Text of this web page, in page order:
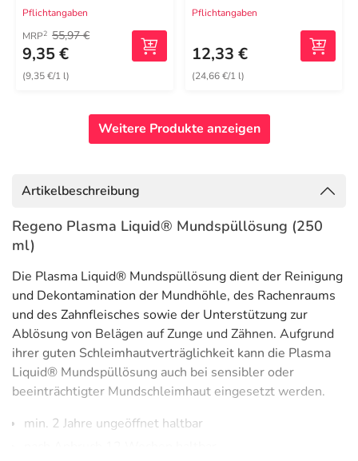
Pflichtangaben
MRP2 55,97 €
9,35 €
(9,35 €/1 l)
Pflichtangaben
12,33 €
(24,66 €/1 l)
Weitere Produkte anzeigen
Artikelbeschreibung
Regeno Plasma Liquid® Mundspüllösung (250
ml)
Die Plasma Liquid® Mundspüllösung dient der Reinigung
und Dekontamination der Mundhöhle, des Rachenraums
und des Zahnfleisches sowie der Unterstützung zur
Ablösung von Belägen auf Zunge und Zähnen. Aufgrund
ihrer guten Schleimhautverträglichkeit kann die Plasma
Liquid® Mundspüllösung auch bei sensibler oder
beeinträchtigter Mundschleimhaut eingesetzt werden.
min. 2 Jahre ungeöffnet haltbar